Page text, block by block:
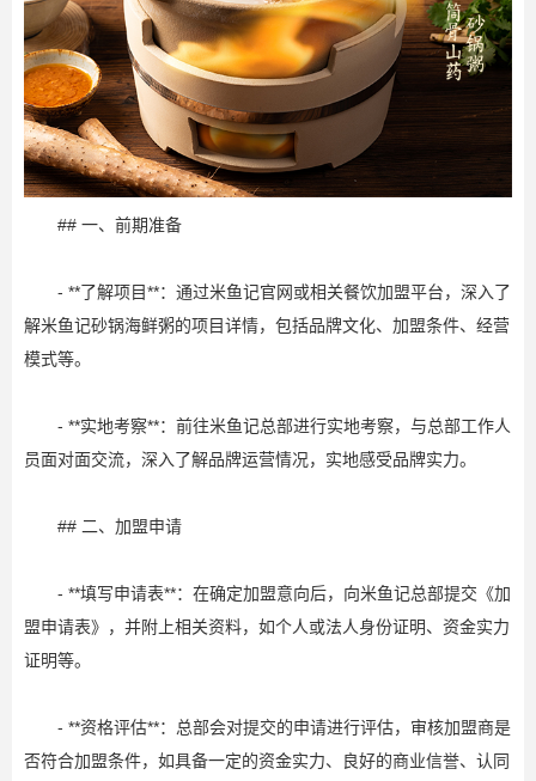
## 一、前期准备
- **了解项目**：通过米鱼记官网或相关餐饮加盟平台，深入了
解米鱼记砂锅海鲜粥的项目详情，包括品牌文化、加盟条件、经营
模式等。
- **实地考察**：前往米鱼记总部进行实地考察，与总部工作人
员面对面交流，深入了解品牌运营情况，实地感受品牌实力。
## 二、加盟申请
- **填写申请表**：在确定加盟意向后，向米鱼记总部提交《加
盟申请表》，并附上相关资料，如个人或法人身份证明、资金实力
证明等。
- **资格评估**：总部会对提交的申请进行评估，审核加盟商是
否符合加盟条件，如具备一定的资金实力、良好的商业信誉、认同